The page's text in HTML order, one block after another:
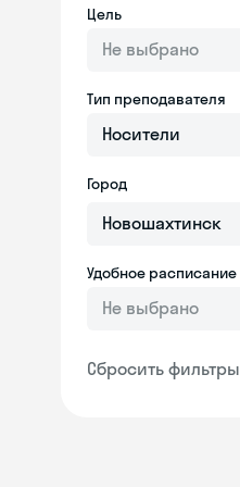
Цель
Не выбрано
Тип преподавателя
Носители
Город
Удобное расписание
Не выбрано
Сбросить фильтры